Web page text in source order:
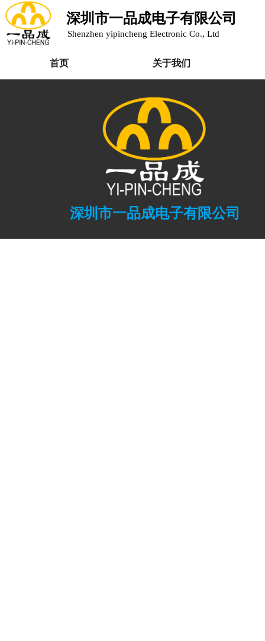
首页 关于我们
深圳市一品成电子有限公司
Shenzhen yipincheng Electronic Co., Ltd
深圳市一品成电子有限公司